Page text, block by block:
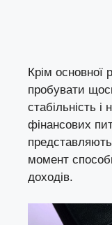
Крім основної
пробувати
стабільність і
фінансових
момент
доходів.